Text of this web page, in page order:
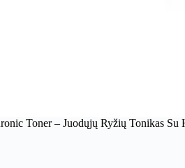
Toner – Juodųjų Ryžių Tonikas Su